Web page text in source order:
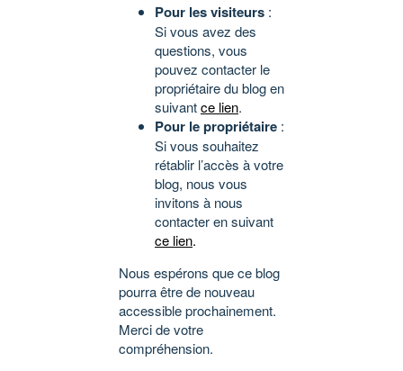
Pour les visiteurs :
Si vous avez des
questions, vous
pouvez contacter le
propriétaire du blog en
suivantce lien.
Pour le propriétaire :
Si vous souhaitez
rétablir l’accès à votre
blog, nous vous
invitons à nous
contacter en suivant
ce lien.
Nous espérons que ce blog
pourra être de nouveau
accessible prochainement.
Merci de votre
compréhension.